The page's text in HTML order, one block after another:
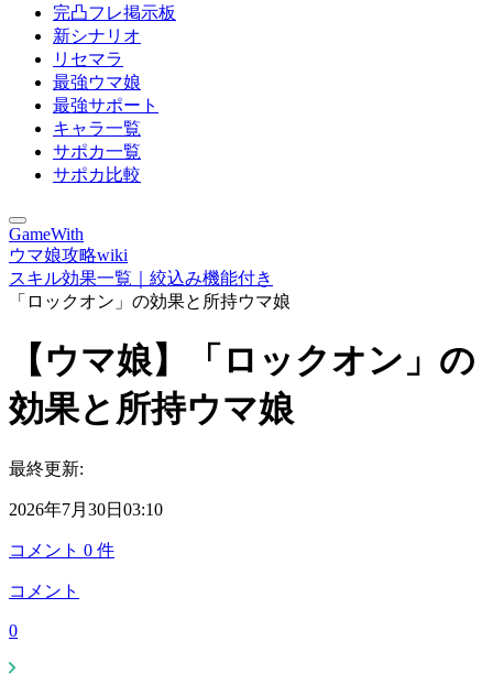
完凸フレ掲示板
新シナリオ
リセマラ
最強ウマ娘
最強サポート
キャラ一覧
サポカ一覧
サポカ比較
GameWith
ウマ娘攻略wiki
スキル効果一覧｜絞込み機能付き
「ロックオン」の効果と所持ウマ娘
【ウマ娘】「ロックオン」の
効果と所持ウマ娘
最終更新:
2026年7月30日03:10
コメント 0 件
コメント
0